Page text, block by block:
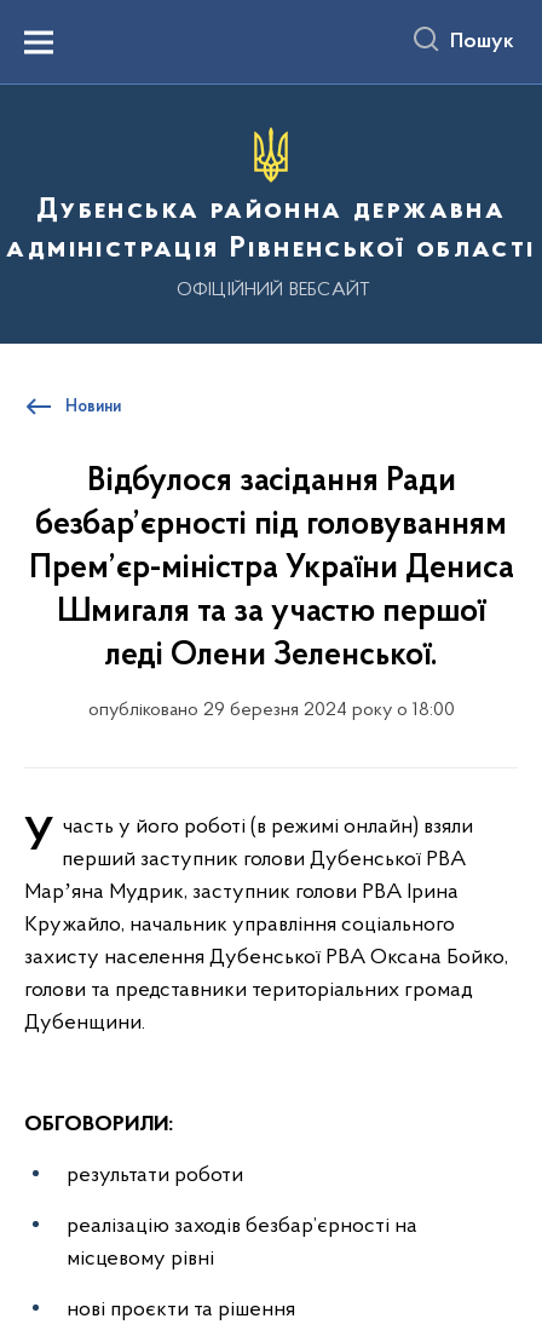
вмістуMenu Пошук
Дубенська районна державна
адміністрація Рівненської області
ОФІЦІЙНИЙ ВЕБСАЙТ
Новини
Відбулося засідання Ради
безбар’єрності під головуванням
Прем’єр-міністра України Дениса
Шмигаля та за участю першої
леді Олени Зеленської.
опубліковано 29 березня 2024 року о 18:00
Участь у його роботі (в режимі онлайн) взяли перший заступник голови Дубенської РВА
Марʼяна Мудрик, заступник голови РВА Ірина
Кружайло, начальник управління соціального
захисту населення Дубенської РВА Оксана Бойко,
голови та представники територіальних громад
Дубенщини.
ОБГОВОРИЛИ:
результати роботи
реалізацію заходів безбар’єрності на
місцевому рівні
нові проєкти та рішення